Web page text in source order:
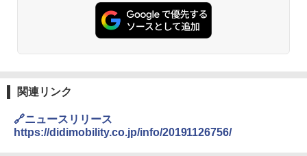
関連リンク
🔗ニュースリリース
https://didimobility.co.jp/info/20191126756/